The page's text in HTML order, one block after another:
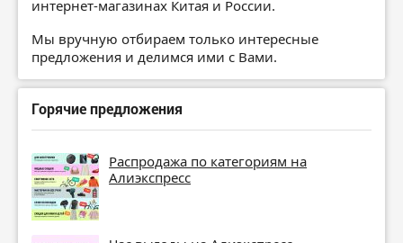
интернет-магазинах Китая и России.
Мы вручную отбираем только интересные
предложения и делимся ими с Вами.
Горячие предложения
Распродажа по категориям на
Алиэкспресс